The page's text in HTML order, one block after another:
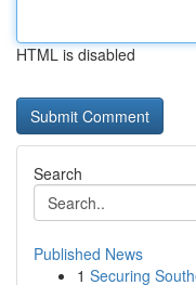
HTML is disabled
Search
Published News
1 Securing